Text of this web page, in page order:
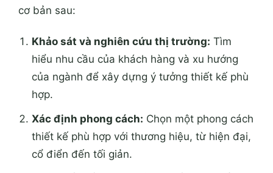
cơ bản sau:
Khảo sát và nghiên cứu thị trường: Tìm
hiểu nhu cầu của khách hàng và xu hướng
của ngành để xây dựng ý tưởng thiết kế phù
hợp.
Xác định phong cách: Chọn một phong cách
thiết kế phù hợp với thương hiệu, từ hiện đại,
cổ điển đến tối giản.